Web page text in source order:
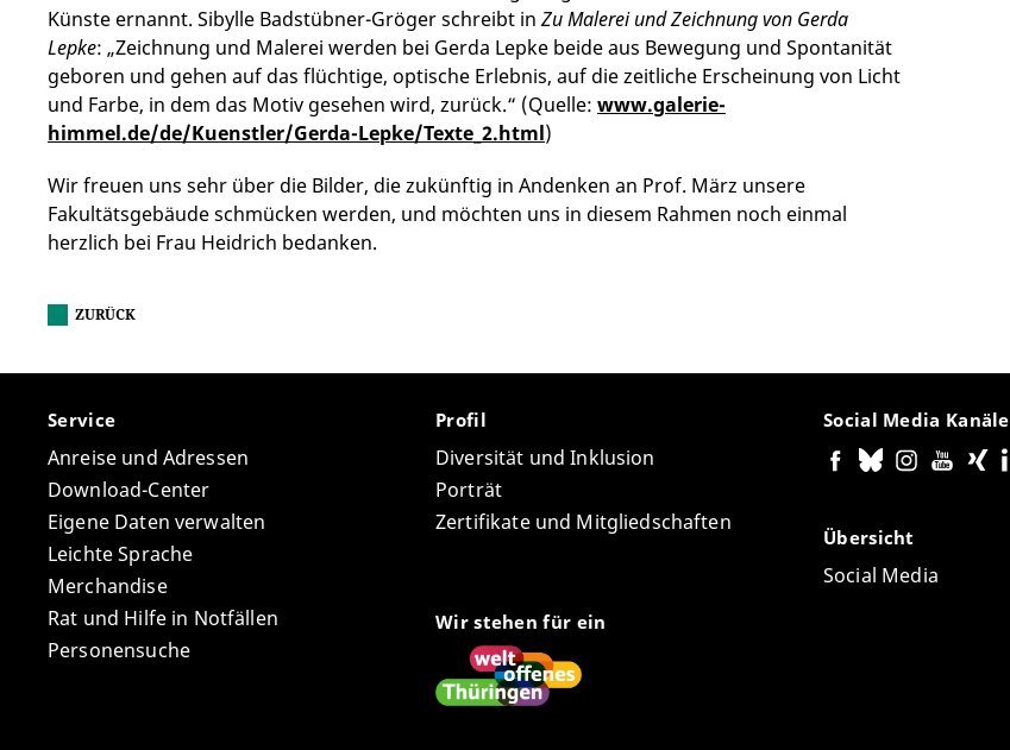
Künste ernannt. Sibylle Badstübner-Gröger schreibt in Zu Malerei und Zeichnung von Gerda
Lepke: „Zeichnung und Malerei werden bei Gerda Lepke beide aus Bewegung und Spontanität
geboren und gehen auf das flüchtige, optische Erlebnis, auf die zeitliche Erscheinung von Licht
und Farbe, in dem das Motiv gesehen wird, zurück.“ (Quelle: www.galerie-
himmel.de/de/Kuenstler/Gerda-Lepke/Texte_2.html)
Wir freuen uns sehr über die Bilder, die zukünftig in Andenken an Prof. März unsere
Fakultätsgebäude schmücken werden, und möchten uns in diesem Rahmen noch einmal
herzlich bei Frau Heidrich bedanken.
ZURÜCK
Service
Anreise und Adressen
Download-Center
Eigene Daten verwalten
Leichte Sprache
Merchandise
Rat und Hilfe in Notfällen
Personensuche
Profil
Diversität und Inklusion
Porträt
Zertifikate und Mitgliedschaften
Wir stehen für ein
Social Media Kanäle
Übersicht
Social Media